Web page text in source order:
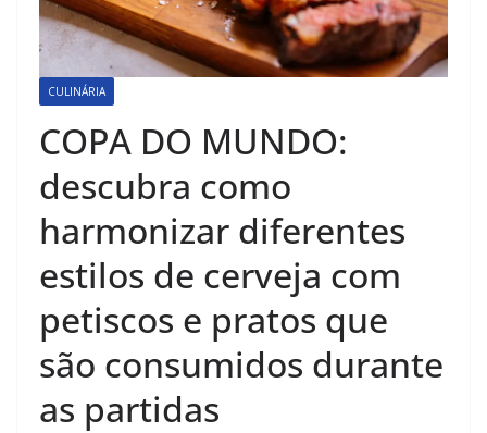
CULINÁRIA
COPA DO MUNDO:
descubra como
harmonizar diferentes
estilos de cerveja com
petiscos e pratos que
são consumidos durante
as partidas